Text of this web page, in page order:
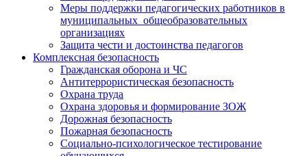
Меры поддержки педагогических работников в
муниципальных общеобразовательных
организациях
Защита чести и достоинства педагогов
Комплексная безопасность
Гражданская оборона и ЧС
Антитеррористическая безопасность
Охрана труда
Охрана здоровья и формирование ЗОЖ
Дорожная безопасность
Пожарная безопасность
Социально-психологическое тестирование